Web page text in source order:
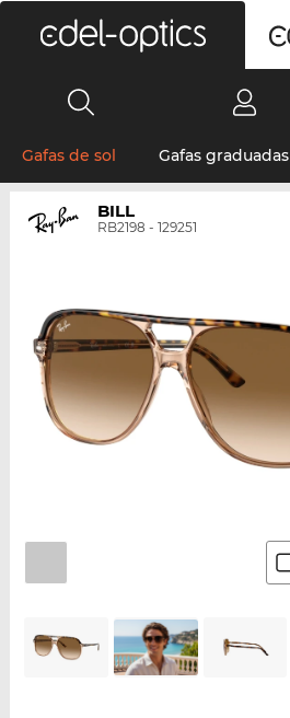
Gafas de sol Gafas graduadas
BILL
RB2198 - 129251